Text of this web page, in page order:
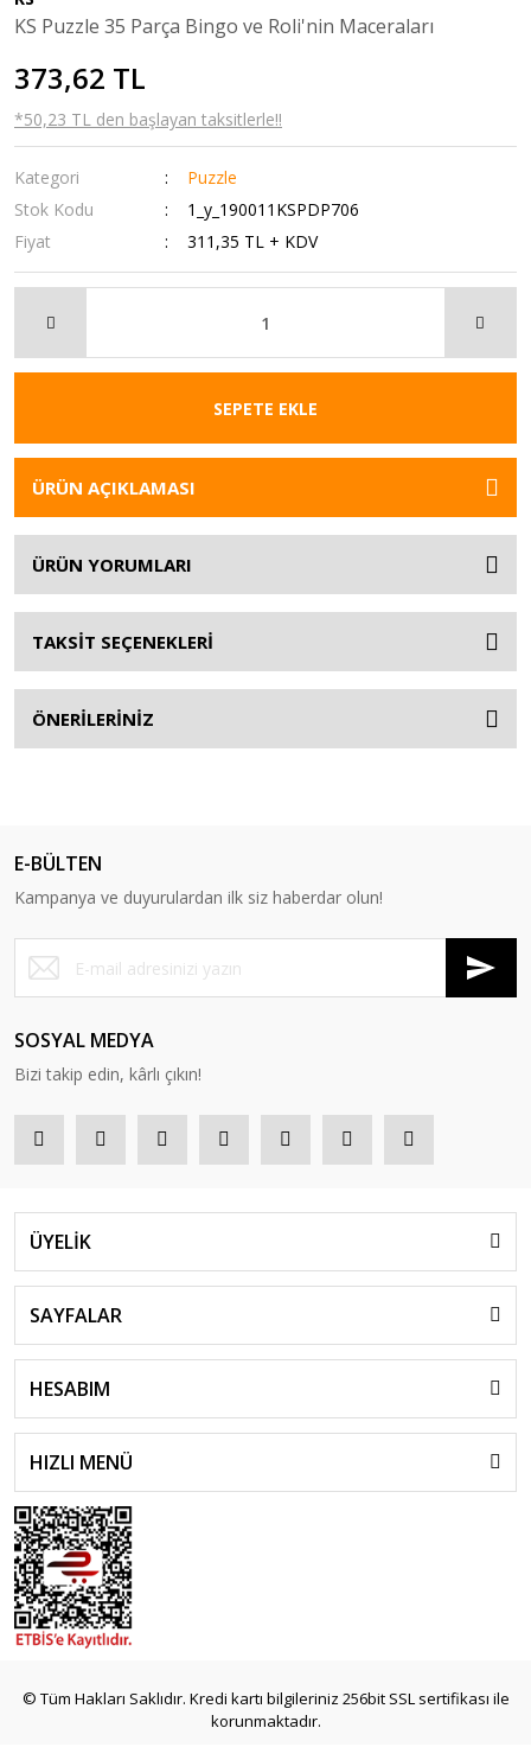
KS Puzzle 35 Parça Bingo ve Roli'nin Maceraları
373,62 TL
*50,23 TL den başlayan taksitlerle!!
Kategori
Puzzle
Stok Kodu
1_y_190011KSPDP706
Fiyat
311,35 TL + KDV
SEPETE EKLE
ÜRÜN AÇIKLAMASI
ÜRÜN YORUMLARI
TAKSİT SEÇENEKLERİ
ÖNERİLERİNİZ
E-BÜLTEN
Kampanya ve duyurulardan ilk siz haberdar olun!
SOSYAL MEDYA
Bizi takip edin, kârlı çıkın!
ÜYELİK
SAYFALAR
HESABIM
HIZLI MENÜ
© Tüm Hakları Saklıdır. Kredi kartı bilgileriniz 256bit SSL sertifikası ile
korunmaktadır.